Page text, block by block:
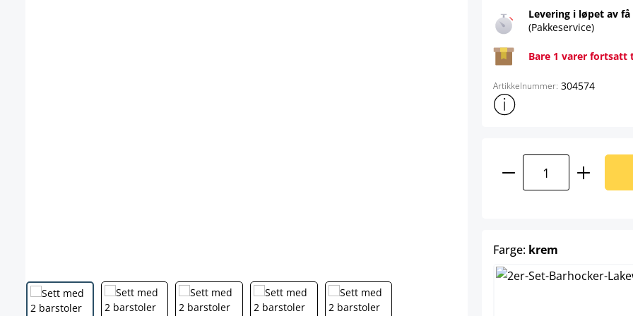
Levering i løpet av
(Pakkeservice)
Bare 1 varer fortsatt
Artikkelnummer: 304574
Vis mer produktinformasjon
Farge: krem